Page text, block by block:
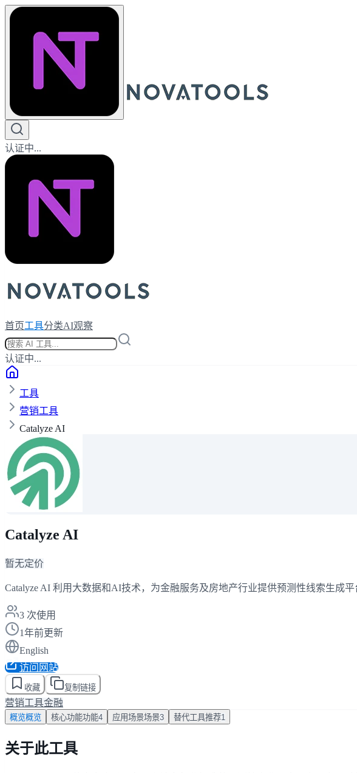
认证中...
首页工具分类AI观察
认证中...
工具
营销工具
Catalyze AI
Catalyze AI
暂无定价
Catalyze AI 利用大数据和AI技术，为金融服务及房地产行业提供预测性线索生成平
3 次使用
1年前更新
English
访问网站
收藏 复制链接
营销工具金融
概览概览 核心功能功能4 应用场景场景3 替代工具推荐1
关于此工具